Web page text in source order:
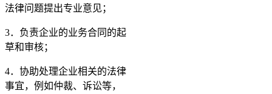
法律问题提出专业意见；
3．负责企业的业务合同的起
草和审核；
4．协助处理企业相关的法律
事宜，例如仲裁、诉讼等，